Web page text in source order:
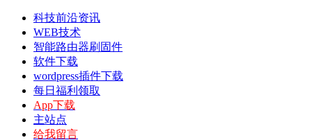
科技前沿资讯
WEB技术
智能路由器刷固件
软件下载
wordpress插件下载
每日福利领取
App下载
主站点
给我留言